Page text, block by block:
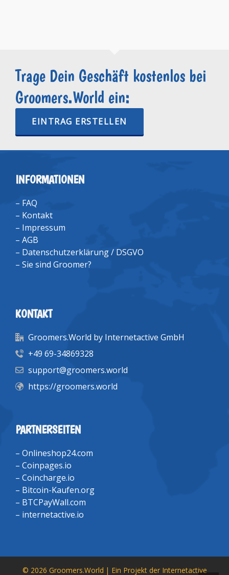
Trage Dein Geschäft kostenlos bei
Groomers.World ein:
EINTRAG ERSTELLEN
INFORMATIONEN
– FAQ
– Kontakt
– Impressum
– AGB
– Datenschutzerklärung / DSGVO
– Sie sind Groomer?
KONTAKT
Groomers.World by Internetactive GmbH
+49 69-34869328
support@groomers.world
https://groomers.world
PARTNERSEITEN
– Onlineshop24.com
– Coinpages.io
– Coincharge.io
– Bitcoin-Kaufen.org
– BTCPayWall.com
– internetactive.io
© 2026 Groomers.World | Ein Projekt der Internetactive